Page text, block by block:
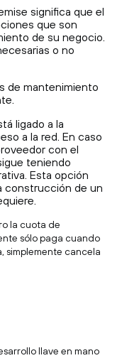
significa que el
que son
de su negocio.
o no
de mantenimiento
ligado a la
a la red. En caso
con el
teniendo
Esta opción
construcción de un
la cuota de
sólo paga cuando
simplemente cancela
llave en mano